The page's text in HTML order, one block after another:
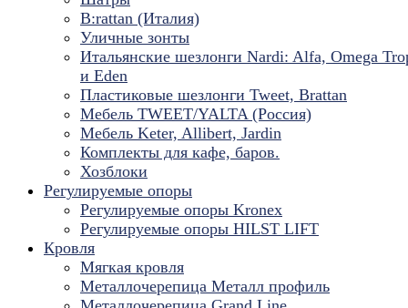
B:rattan (Италия)
Уличные зонты
Итальянские шезлонги Nardi: Alfa, Omega
и Eden
Пластиковые шезлонги Tweet, Brattan
Мебель TWEET/YALTA (Россия)
Мебель Keter, Allibert, Jardin
Комплекты для кафе, баров.
Хозблоки
Регулируемые опоры
Регулируемые опоры Kronex
Регулируемые опоры HILST LIFT
Кровля
Мягкая кровля
Металлочерепица Металл профиль